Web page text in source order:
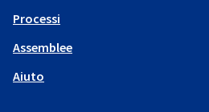
Processi
Assemblee
Aiuto